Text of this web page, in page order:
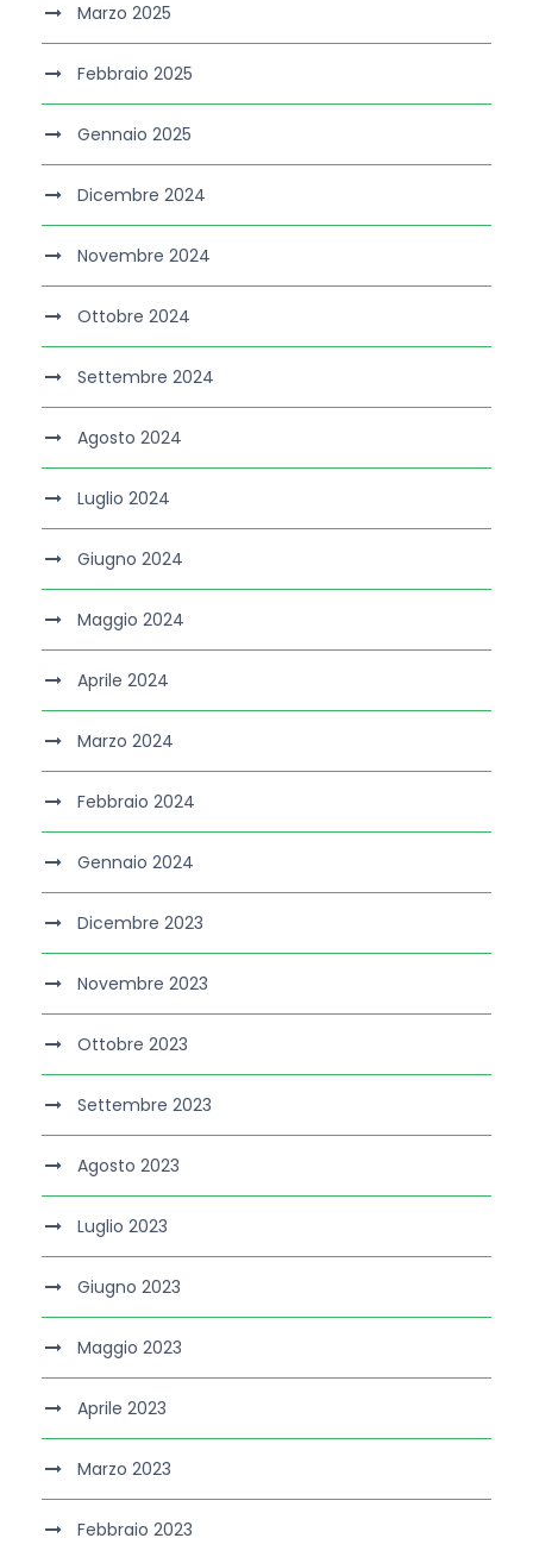
Marzo 2025
Febbraio 2025
Gennaio 2025
Dicembre 2024
Novembre 2024
Ottobre 2024
Settembre 2024
Agosto 2024
Luglio 2024
Giugno 2024
Maggio 2024
Aprile 2024
Marzo 2024
Febbraio 2024
Gennaio 2024
Dicembre 2023
Novembre 2023
Ottobre 2023
Settembre 2023
Agosto 2023
Luglio 2023
Giugno 2023
Maggio 2023
Aprile 2023
Marzo 2023
Febbraio 2023